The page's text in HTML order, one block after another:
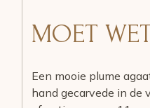
MOET
Een mooie plume
hand gecarvede in de